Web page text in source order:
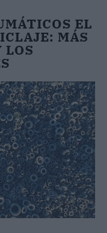
EL
MÁS
LOS